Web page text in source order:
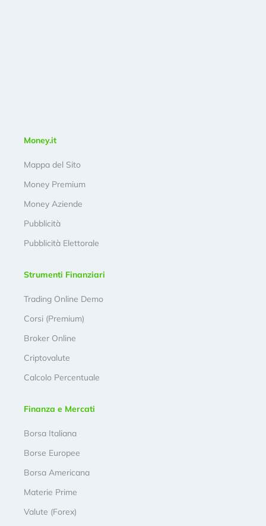
Money.it
Mappa del Sito
Money Premium
Money Aziende
Pubblicità
Pubblicità Elettorale
Strumenti Finanziari
Trading Online Demo
Corsi (Premium)
Broker Online
Criptovalute
Calcolo Percentuale
Finanza e Mercati
Borsa Italiana
Borse Europee
Borsa Americana
Materie Prime
Valute (Forex)